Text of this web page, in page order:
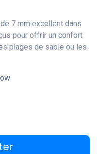
7 mm excellent dans
pour offrir un confort
plages de sable ou les